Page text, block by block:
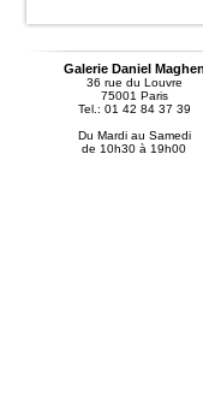
Galerie Daniel Maghen
36 rue du Louvre
75001 Paris
Tel.: 01 42 84 37 39
Du Mardi au Samedi
de 10h30 à 19h00